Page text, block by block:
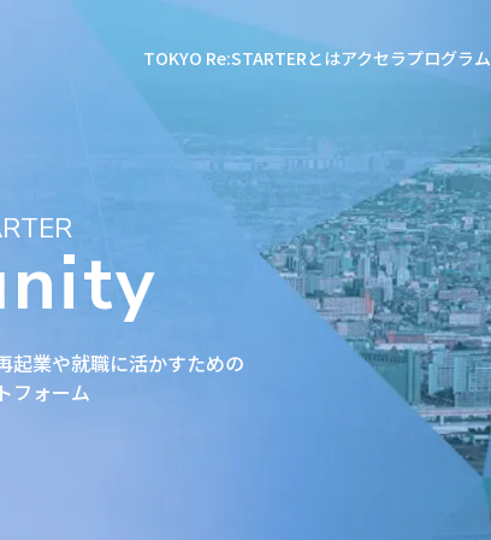
TOKYO Re:STARTERとはアクセラプログラム
起業や就職に活かすための
フォーム